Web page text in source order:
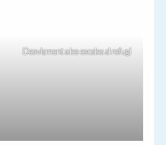
Desviament a les escales al refugi